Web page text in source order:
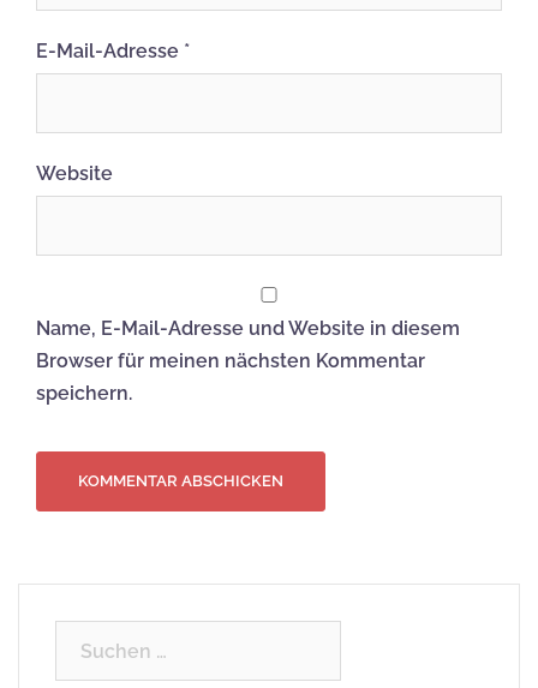
E-Mail-Adresse *
Website
Name, E-Mail-Adresse und Website in diesem
Browser für meinen nächsten Kommentar
speichern.